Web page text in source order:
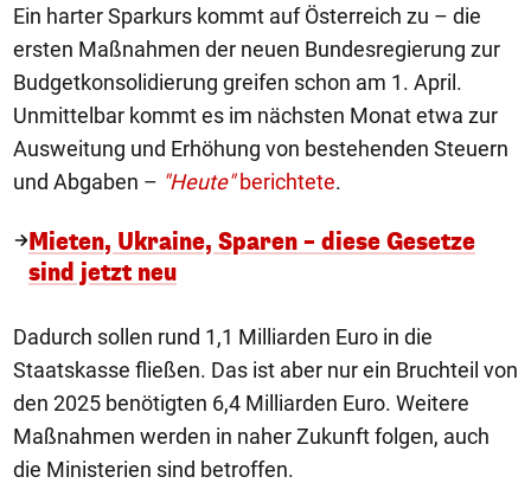
Ein harter Sparkurs kommt auf Österreich zu – die
ersten Maßnahmen der neuen Bundesregierung zur
Budgetkonsolidierung greifen schon am 1. April.
Unmittelbar kommt es im nächsten Monat etwa zur
Ausweitung und Erhöhung von bestehenden Steuern
und Abgaben – "Heute"berichtete.
Mieten, Ukraine, Sparen – diese Gesetze
sind jetzt neu
Dadurch sollen rund 1,1 Milliarden Euro in die
Staatskasse fließen. Das ist aber nur ein Bruchteil von
den 2025 benötigten 6,4 Milliarden Euro. Weitere
Maßnahmen werden in naher Zukunft folgen, auch
die Ministerien sind betroffen.